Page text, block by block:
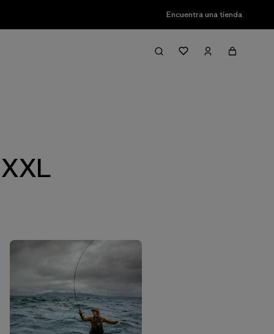
Encuentra una tienda
Filter & Sort